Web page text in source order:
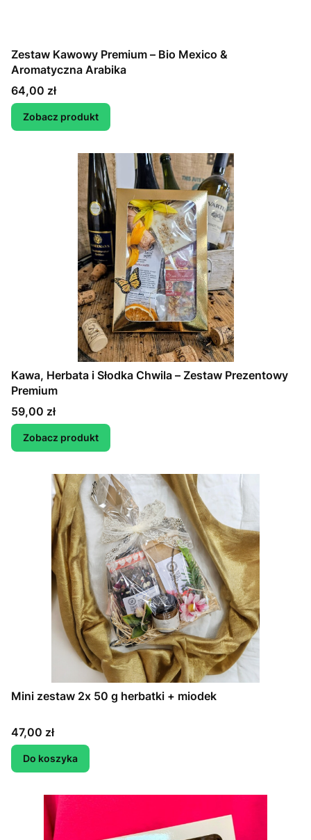
Zestaw Kawowy Premium – Bio Mexico &
Aromatyczna Arabika
Cena
64,00 zł
Zobacz produkt
Kawa, Herbata i Słodka Chwila – Zestaw Prezentowy
Premium
Cena
59,00 zł
Zobacz produkt
Mini zestaw 2x 50 g herbatki + miodek
Cena
47,00 zł
Do koszyka